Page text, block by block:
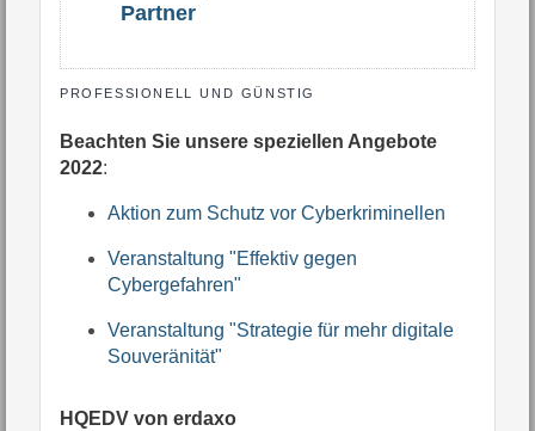
Partner
professionell und günstig
Beachten Sie unsere speziellen Angebote
2022:
Aktion zum Schutz vor Cyberkriminellen
Veranstaltung "Effektiv gegen
Cybergefahren"
Veranstaltung "Strategie für mehr digitale
Souveränität"
HQEDV von erdaxo